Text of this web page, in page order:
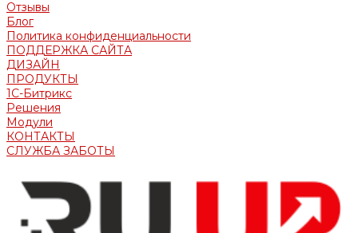
Отзывы
Блог
Политика конфиденциальности
ПОДДЕРЖКА САЙТА
ДИЗАЙН
ПРОДУКТЫ
1С-Битрикс
Решения
Модули
КОНТАКТЫ
СЛУЖБА ЗАБОТЫ